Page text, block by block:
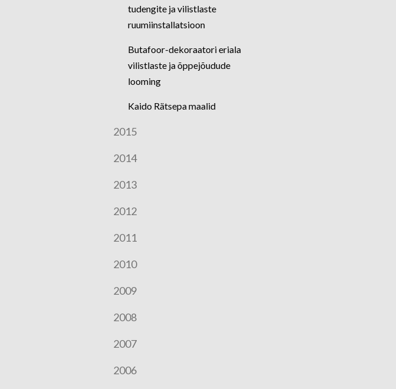
tudengite ja vilistlaste
ruumiinstallatsioon
Butafoor-dekoraatori eriala
vilistlaste ja õppejõudude
looming
Kaido Rätsepa maalid
2015
2014
2013
2012
2011
2010
2009
2008
2007
2006